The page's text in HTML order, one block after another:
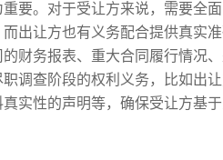
要。对于受让方来说，需要全
出让方也有义务配合提供真实
财务报表、重大合同履行情况
调查阶段的权利义务，比如出
实性的声明等，确保受让方基